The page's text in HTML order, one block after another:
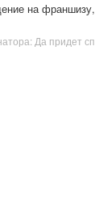
на франшизу,